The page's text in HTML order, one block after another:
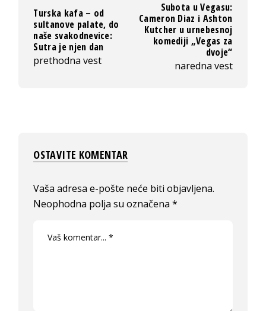
Turska kafa – od
sultanove palate, do
naše svakodnevice:
Sutra je njen dan
prethodna vest
Subota u Vegasu:
Cameron Diaz i Ashton
Kutcher u urnebesnoj
komediji „Vegas za
dvoje“
naredna vest
OSTAVITE KOMENTAR
Vaša adresa e-pošte neće biti objavljena.
Neophodna polja su označena*